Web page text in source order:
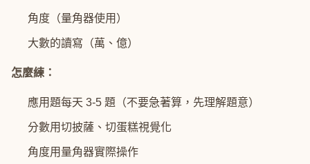
角度（量角器使用）
大數的讀寫（萬、億）
怎麼練：
應用題每天 3-5 題（不要急著算，先理解題意）
分數用切披薩、切蛋糕視覺化
角度用量角器實際操作